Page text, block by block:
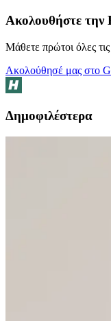
Ακολουθήστε την
Μάθετε πρώτοι όλες τις
Ακολούθησέ μας στο
Δημοφιλέστερα